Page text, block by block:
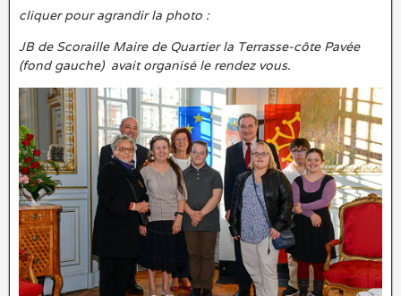
cliquer pour agrandir la photo :
JB de Scoraille Maire de Quartier la Terrasse-côte Pavée
(fond gauche) avait organisé le rendez vous.